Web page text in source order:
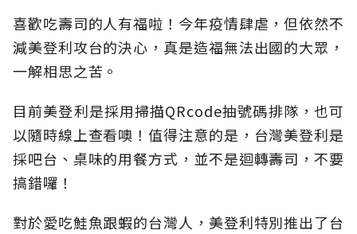
喜歡吃壽司的人有福啦！今年疫情肆虐，但依然不
減美登利攻台的決心，真是造福無法出國的大眾，
一解相思之苦。
目前美登利是採用掃描QRcode抽號碼排隊，也可
以隨時線上查看噢！值得注意的是，台灣美登利是
採吧台、桌味的用餐方式，並不是迴轉壽司，不要
搞錯囉！
對於愛吃鮭魚跟蝦的台灣人，美登利特別推出了台